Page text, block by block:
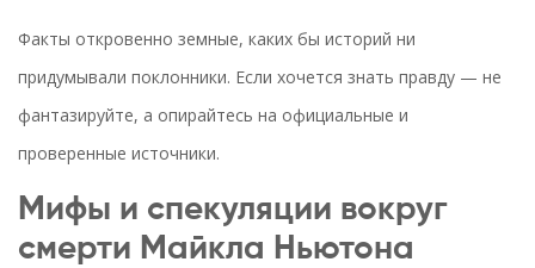
Факты откровенно земные, каких бы историй ни
придумывали поклонники. Если хочется знать правду — не
фантазируйте, а опирайтесь на официальные и
проверенные источники.
Мифы и спекуляции вокруг
смерти Майкла Ньютона